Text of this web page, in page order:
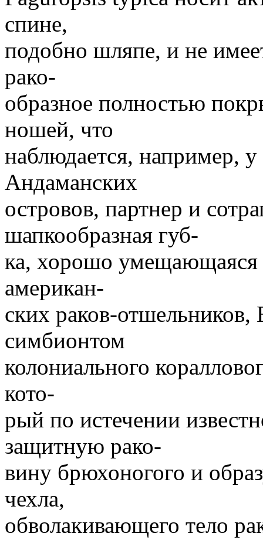
спине,
подобно шляпе, и не
рако-
образное полностью
ношей, что
наблюдается, например,
Андаманских
островов, партнер и
шапкообразная губ-
ка, хорошо умещающаяся
американ-
ских раков-отшельников,
симбионтом
колониального
кото-
рый по истечении
защитную рако-
вину брюхоногого и
чехла,
обволакивающего тело